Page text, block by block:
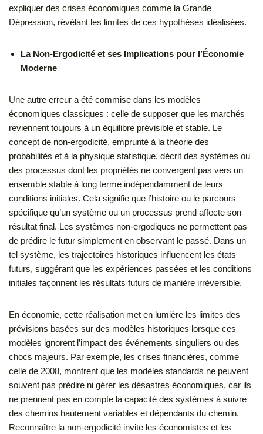
expliquer des crises économiques comme la Grande
Dépression, révélant les limites de ces hypothèses idéalisées.
La Non-Ergodicité et ses Implications pour l’Économie
Moderne
Une autre erreur a été commise dans les modèles
économiques classiques : celle de supposer que les marchés
reviennent toujours à un équilibre prévisible et stable. Le
concept de non-ergodicité, emprunté à la théorie des
probabilités et à la physique statistique, décrit des systèmes ou
des processus dont les propriétés ne convergent pas vers un
ensemble stable à long terme indépendamment de leurs
conditions initiales. Cela signifie que l’histoire ou le parcours
spécifique qu’un système ou un processus prend affecte son
résultat final. Les systèmes non-ergodiques ne permettent pas
de prédire le futur simplement en observant le passé. Dans un
tel système, les trajectoires historiques influencent les états
futurs, suggérant que les expériences passées et les conditions
initiales façonnent les résultats futurs de manière irréversible.
En économie, cette réalisation met en lumière les limites des
prévisions basées sur des modèles historiques lorsque ces
modèles ignorent l’impact des événements singuliers ou des
chocs majeurs. Par exemple, les crises financières, comme
celle de 2008, montrent que les modèles standards ne peuvent
souvent pas prédire ni gérer les désastres économiques, car ils
ne prennent pas en compte la capacité des systèmes à suivre
des chemins hautement variables et dépendants du chemin.
Reconnaître la non-ergodicité invite les économistes et les